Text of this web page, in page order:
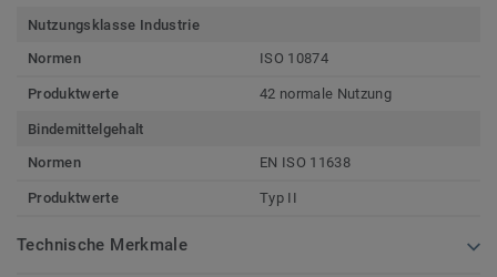
Nutzungsklasse Industrie
Normen
ISO 10874
Produktwerte 42 normale Nutzung
Bindemittelgehalt
Normen
EN ISO 11638
Produktwerte Typ II
Technische Merkmale